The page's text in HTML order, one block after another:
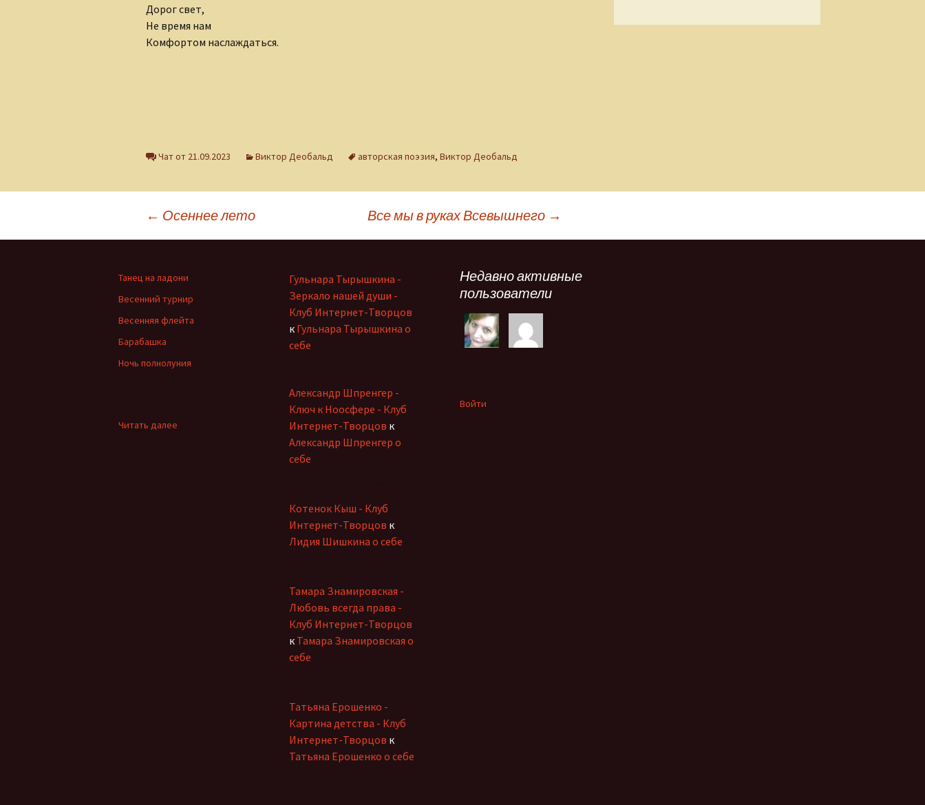
Сергей Тихомиров
София Давиташвили
Дорог свет,
Не время нам
Комфортом наслаждаться.
Чат от 21.09.2023 Виктор Деобальд авторская поэзия, Виктор Деобальд
Навигация
записям
← Осеннее лето Все мы в руках Всевышнего →
Танец на ладони
Весенний турнир
Весенняя флейта
Барабашка
Ночь полнолуния
Гульнара Тырышкина -
Зеркало нашей души -
Клуб Интернет-Творцов
к Гульнара Тырышкина о
себе
Александр Шпренгер -
Ключ к Ноосфере - Клуб
Интернет-Творцов к
Александр Шпренгер о
себе
Котенок Кыш - Клуб
Интернет-Творцов к
Лидия Шишкина о себе
Тамара Знамировская -
Любовь всегда права -
Клуб Интернет-Творцов
к Тамара Знамировская о
себе
Татьяна Ерошенко -
Картина детства - Клуб
Интернет-Творцов к
Татьяна Ерошенко о себе
Недавно активные
пользователи
Войти
Читать далее